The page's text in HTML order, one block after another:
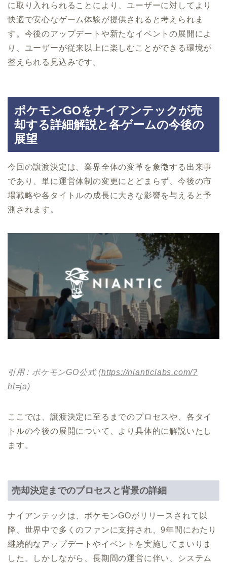
に取り入れられることにより、ユーザーに対してより
快適で安心なゲーム体験が提供されると考えられま
す。今後のアップデートや新たなイベントの展開によ
り、ユーザーが従来以上に楽しむことができる環境が
整えられる見込みです。
ポケモンGOをナイアンテックが売
却する詳細解説と各ゲームの今後の
展望
今回の譲渡決定は、業界全体の変革を象徴する出来事
であり、単に運営体制の変更にとどまらず、今後の市
場戦略や各タイトルの成長に大きな影響を与えると予
測されます。
引用 : ポケモンGO公式 (https://nianticlabs.com/?
hl=ja)
ここでは、譲渡決定に至るまでのプロセスや、各タイ
トルの今後の展開について、より具体的に解説いたし
ます。
売却決定までのプロセスと背景の詳細
ナイアンテックは、ポケモンGOがリリースされて以
降、世界中で多くのファンに支持され、9年間にわたり
継続的なアップデートやイベントを実施してまいりま
した。しかしながら、長期間の運営に伴い、システム